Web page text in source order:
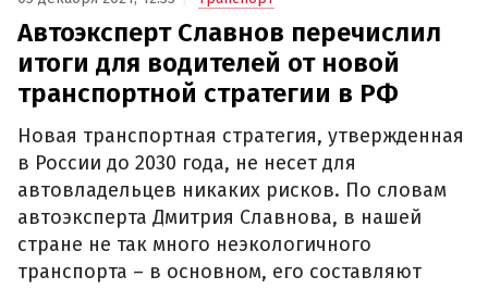
Автоэксперт Славнов перечислил
итоги для водителей от новой
транспортной стратегии в РФ
Новая транспортная стратегия, утвержденная
в России до 2030 года, не несет для
автовладельцев никаких рисков. По словам
автоэксперта Дмитрия Славнова, в нашей
стране не так много неэкологичного
транспорта – в основном, его составляют